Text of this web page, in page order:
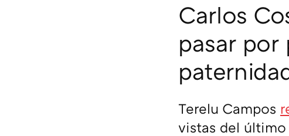
Carlos
pasar
Terelu Campos
vistas del último